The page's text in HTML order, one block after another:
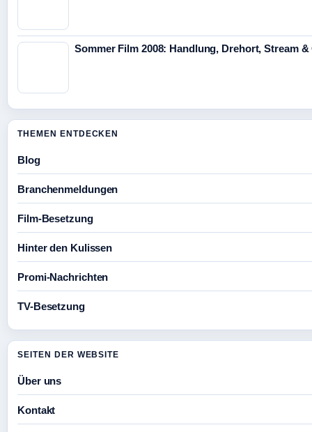
Sommer Film 2008: Handlung, Drehort, Stream &
THEMEN ENTDECKEN
Blog
Branchenmeldungen
Film-Besetzung
Hinter den Kulissen
Promi-Nachrichten
TV-Besetzung
SEITEN DER WEBSITE
Über uns
Kontakt